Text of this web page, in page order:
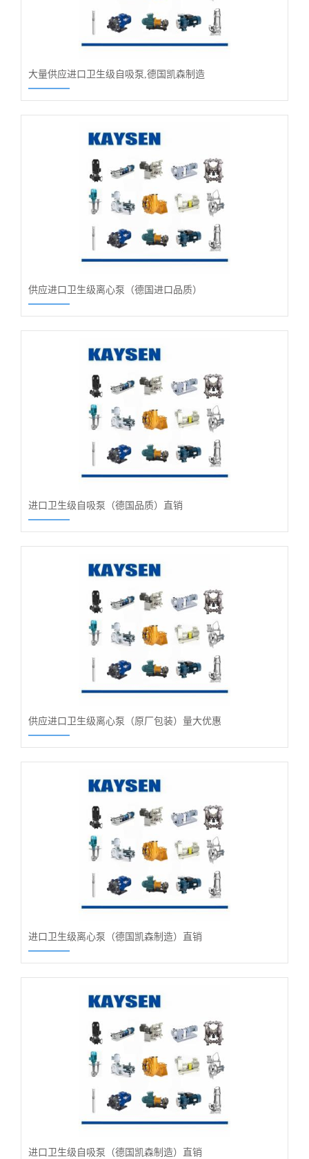
大量供应进口卫生级自吸泵,德国凯森制造
供应进口卫生级离心泵（德国进口品质）
进口卫生级自吸泵（德国品质）直销
供应进口卫生级离心泵（原厂包装）量大优惠
进口卫生级离心泵（德国凯森制造）直销
进口卫生级自吸泵（德国凯森制造）直销